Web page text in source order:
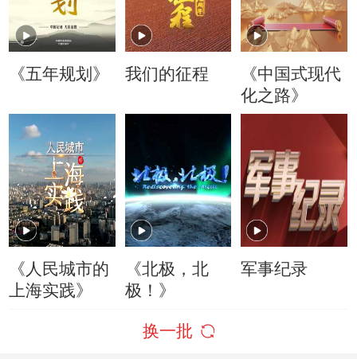
《五年规划》 我们的征程
《中国式现代
化之路》
《人民城市的
上海实践》
《北极，北
极！》
军事纪录
换一批